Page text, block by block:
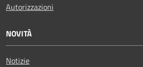
Autorizzazioni
NOVITÀ
Notizie